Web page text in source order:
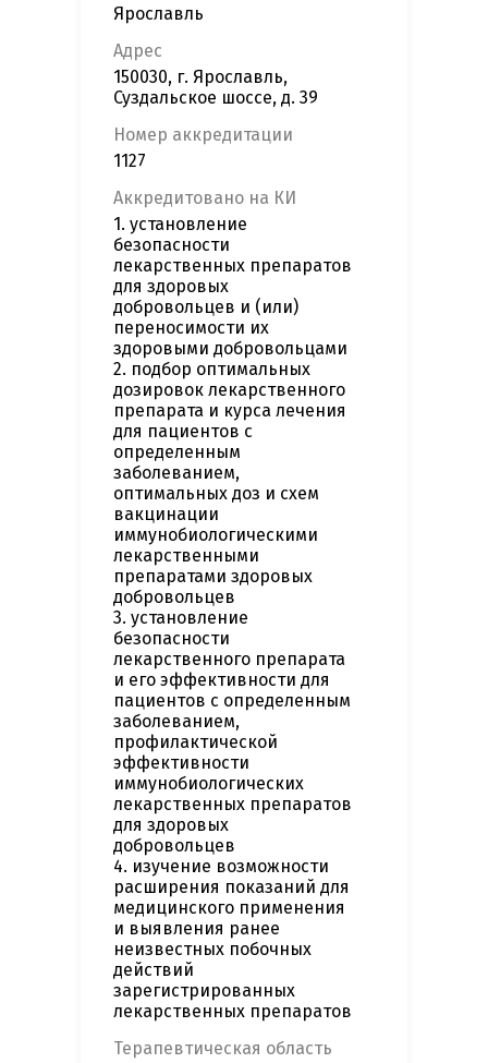
Ярославль
Адрес
150030, г. Ярославль,
Суздальское шоссе, д. 39
Номер аккредитации
1127
Аккредитовано на КИ
1. установление
безопасности
лекарственных препаратов
для здоровых
добровольцев и (или)
переносимости их
здоровыми добровольцами
2. подбор оптимальных
дозировок лекарственного
препарата и курса лечения
для пациентов с
определенным
заболеванием,
оптимальных доз и схем
вакцинации
иммунобиологическими
лекарственными
препаратами здоровых
добровольцев
3. установление
безопасности
лекарственного препарата
и его эффективности для
пациентов с определенным
заболеванием,
профилактической
эффективности
иммунобиологических
лекарственных препаратов
для здоровых
добровольцев
4. изучение возможности
расширения показаний для
медицинского применения
и выявления ранее
неизвестных побочных
действий
зарегистрированных
лекарственных препаратов
Терапевтическая область